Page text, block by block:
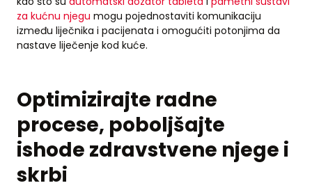
za kućnu njegu mogu pojednostaviti komunikaciju
između liječnika i pacijenata i omogućiti potonjima da
nastave liječenje kod kuće.
Optimizirajte radne
procese, poboljšajte
ishode zdravstvene njege i
skrbi